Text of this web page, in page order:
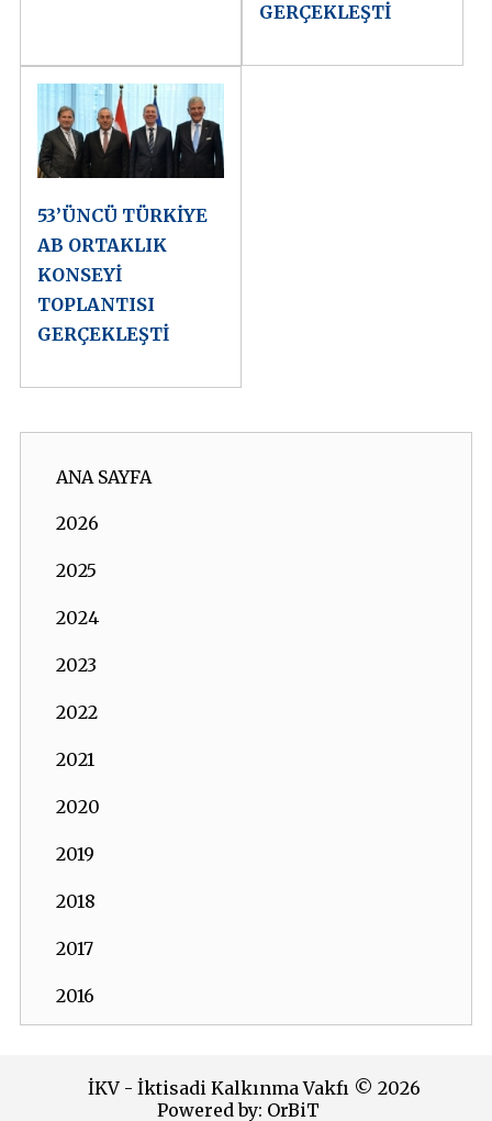
GERÇEKLEŞTİ
53’ÜNCÜ TÜRKİYE
AB ORTAKLIK
KONSEYİ
TOPLANTISI
GERÇEKLEŞTİ
ANA SAYFA
2026
2025
2024
2023
2022
2021
2020
2019
2018
2017
2016
2014İKV - İktisadi Kalkınma Vakfı © 2026
Powered by: OrBiT